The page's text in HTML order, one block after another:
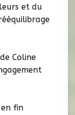
et du
Coline
fin